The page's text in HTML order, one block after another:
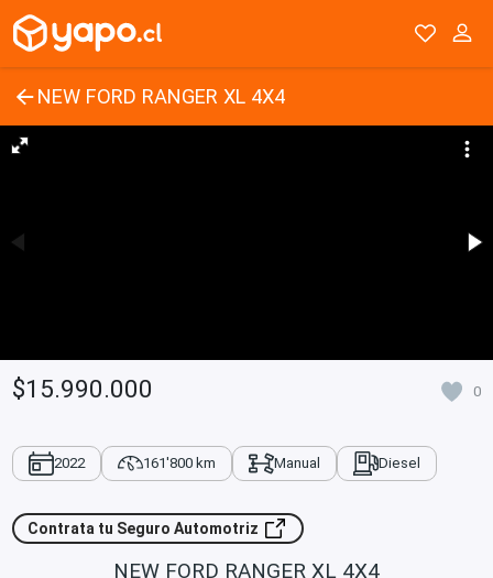
NEW FORD RANGER XL 4X4
$15.990.000 0
2022 161'800 km Manual Diesel
Contrata tu Seguro Automotriz
NEW FORD RANGER XL 4X4